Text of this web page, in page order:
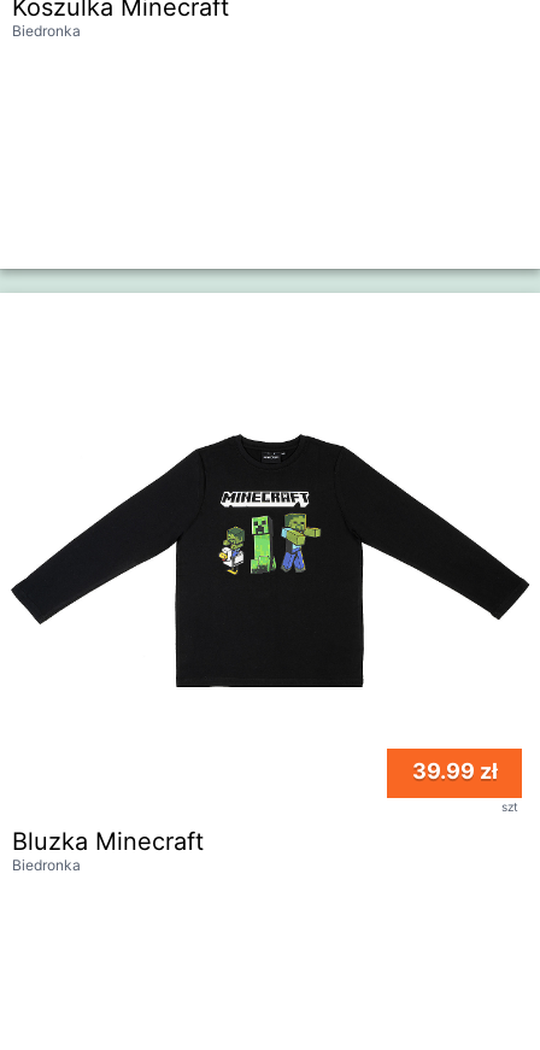
Koszulka Minecraft
Biedronka
39.99 zł
szt
Bluzka Minecraft
Biedronka